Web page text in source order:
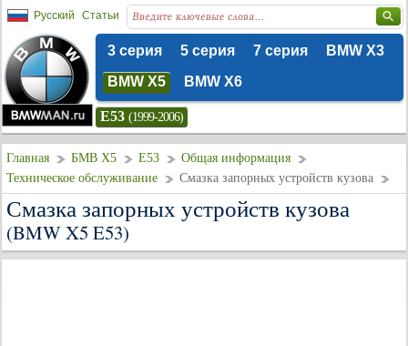
Русский Статьи
3 серия 5 серия 7 серия
BMW X3
BMW X5
BMW X6
E53 (1999-2006)
Главная БМВ Х5 E53
Общая информация
Техническое обслуживание
Смазка запорных устройств кузова
Смазка запорных устройств кузова
(BMW X5 E53)